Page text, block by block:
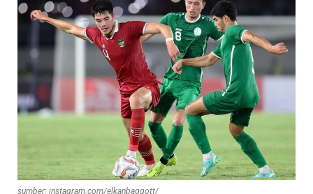
sumber: instagram.com/elkanbaggott/